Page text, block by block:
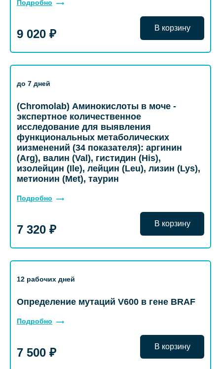
Подробно
9 020 ₽ В корзину
до 7 дней
(Chromolab) Аминокислоты в моче -
экспертное количественное
исследование для выявления
функциональных метаболических
иизменений (34 показателя): аргинин
(Arg), валин (Val), гистидин (His),
изолейцин (Ile), лейцин (Leu), лизин (Lys),
метионин (Met), таурин
Подробно
7 320 ₽ В корзину
12 рабочих дней
Определение мутаций V600 в гене BRAF
Подробно
7 500 ₽ В корзину